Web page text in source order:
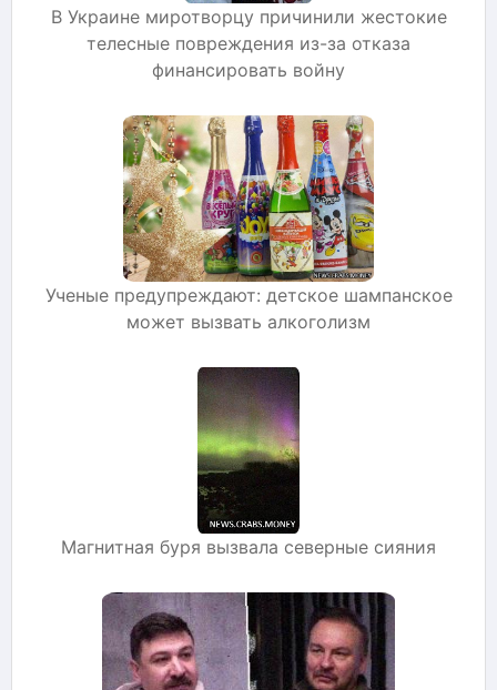
В Украине миротворцу причинили жестокие
телесные повреждения из-за отказа
финансировать войну
Ученые предупреждают: детское шампанское
может вызвать алкоголизм
Магнитная буря вызвала северные сияния